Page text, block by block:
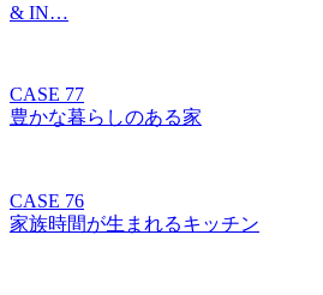
& IN…
CASE 77
豊かな暮らしのある家
CASE 76
家族時間が生まれるキッチン